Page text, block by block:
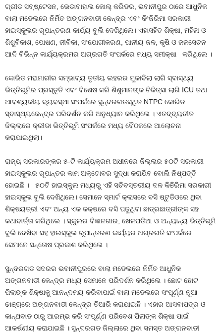
ଗ୍ରୀଡ ସବ୍‌ଷ୍ଟେସନ, ଭେଡାବାହାଲ କୋଲ୍‌ କରିଡର, ଭବାନୀପୁର ଠାରେ ଆଧୁନିକ
ବାଲା ମଡେଲରେ ନିର୍ମିତ ଅଙ୍ଗନବାଡୀ କେନ୍ଦ୍ର ଏବଂ କିଂଜିରିମା ସରକାରୀ
ହାଇସ୍କୁଲର ରୂପାନ୍ତରଣ କାର୍ଯ୍ୟ ବୁଲି ଦେଖିଥିଲେ। ଏହାସହିତ ଶିକ୍ଷା, ମହିଳା ଓ
ଶିଶୁବିକାଶ, ପୋଷଣ, ଜୀବିକା, ସଂଯୋଗୀକରଣ, ପାନୀୟ ଜଳ, କୃଷି ଓ ଜଳସେଚନ
ଆଦି ବିଭିନ୍ନ କାର୍ଯ୍ୟକ୍ରମର ଅଗ୍ରଗତି ସଂପର୍କରେ ମଧ୍ୟ ସମୀକ୍ଷା କରିଥିଲେ ।
କୋଭିଡ ମହାମାରୀର ସମ୍ଭାବ୍ୟ ତୃତୀୟ ଲହରର ମୁକାବିଲା ଲାଗି ସ୍ବାସ୍ଥ୍ୟ
ଭିତ୍ତିଭୂମିର ପ୍ରସ୍ତୁତି ଏବଂ ବିଶେଷ କରି ଶିଶୁମାନଙ୍କ ଚିକିତ୍ସା ଲାଗି ICU ତଥା
ଆବଶ୍ୟକୀୟ ବ୍ୟବସ୍ଥା ସଂପର୍କରେ ସୁନ୍ଦରଗଡସ୍ଥିତ NTPC କୋଭିଡ
ସ୍ବାସ୍ଥ୍ୟକେନ୍ଦ୍ର ପରିଦର୍ଶନ କରି ଅନୁଧ୍ୟାନ କରିଥିଲେ । ଏତଦ୍‌ବ୍ୟତୀତ
ଜିଲ୍ଲାରେ କ୍ରୀଡା ଭିତ୍ତିଭୂମି ସଂପର୍କରେ ମଧ୍ୟ ବୈଠକରେ ଆଲୋଚନା
କରାଯାଇଥିଲା।
ରାଜ୍ୟ ସରକାରଙ୍କର ୫-ଟି କାର୍ଯ୍ୟକ୍ରମ ଅଧୀନରେ ଜିଲ୍ଲାର ୫୦ଟି ସରକାରୀ
ହାଇସ୍କୁଲର ରୂପାନ୍ତର କାମ ଅକ୍ଟୋବର ସୁଦ୍ଧା କରାଯିବ ବୋଲି ନିଷ୍ପତ୍ତି
ହୋଇଛି । ୫୦ଟି ହାଇସ୍କୁଲ ମଧ୍ୟରୁ ଏହି ସଚିବସ୍ତରୀୟ ଦଳ କିଞିରିମା ସରକାରୀ
ହାଇସ୍କୁଲ ବୁଲି ଦେଖିଥିଲେ। ସେମାନେ ସ୍ମାର୍ଟ କ୍ଲାସରେ ବସି ଷ୍ଟୁଡିଓରେ ଥିବା
ଶିକ୍ଷୟତ୍ରୀ ଏବଂ ଅନ୍ୟ ଏକ କକ୍ଷରେ ବସି ପଢୁଥିବା ଛାତ୍ରଛାତ୍ରୀଙ୍କ ସହ
କଥାବାର୍ତ୍ତା କରିଥିଲେ । ସ୍କୁଲର ବିଜ୍ଞାନଗାର, ଖେଳପଡିଆ ଓ ଅନ୍ୟାନ୍ୟ ଭିତ୍ତିଭୂମି
ବୁଲି ଦେଖିବା ସହ ହାଇସ୍କୁଲ ରୂପାନ୍ତରଣ କାର୍ଯ୍ୟର ଅଗ୍ରଗତି ସଂପର୍କରେ
ସେମାନେ ସନ୍ତୋଷ ପ୍ରକାଶ କରିଥିଲେ ।
ସୁନ୍ଦରଗଡ ସଦରର ଭବାନୀପୁରରେ ବାଲା ମଡେଲରେ ନିର୍ମିତ ଆଧୁନିକ
ଅଙ୍ଗନବାଡୀ କେନ୍ଦ୍ର ମଧ୍ୟ ସେମାନେ ପରିଦର୍ଶନ କରିଥିଲେ । ଛୋଟ ଛୋଟ
ପିଲାଙ୍କ ଶିକ୍ଷାକୁ ଆନନ୍ଦମୟ କରିବାପାଇଁ ବାଲା ମଡେଲରେ ସଂପୂର୍ଣ୍ଣ ନୂଆ
ଢାଞ୍ଚାରେ ଅଙ୍ଗନବାଡୀ କେନ୍ଦ୍ର ତିଆରି କରାଯାଇଛି । ଏହାର ଆସବାପତ୍ର ଓ
କାନ୍ଥବାଡ ଠାରୁ ଆରମ୍ଭ କରି ସଂପୂର୍ଣ୍ଣ ପରିବେଶ ପିଲାଙ୍କ ଶିକ୍ଷା ପାଇଁ
ଆକର୍ଷଣୀୟ କରାଯାଇଛି । ସୁନ୍ଦରଗଡ ଜିଲ୍ଲାରେ ଥିବା ସମସ୍ତ ଅଙ୍ଗନବାଡୀ